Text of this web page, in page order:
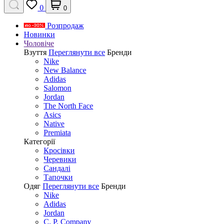
0 0
Розпродаж
Новинки
Чоловіче
Взуття Переглянути все Бренди
Nike
New Balance
Adidas
Salomon
Jordan
The North Face
Asics
Native
Premiata
Категорії
Кросівки
Черевики
Сандалі
Tапочки
Одяг Переглянути все Бренди
Nike
Adidas
Jordan
C. P. Company